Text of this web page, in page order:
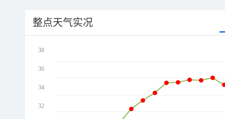
整点天气实况
38
36
34
32